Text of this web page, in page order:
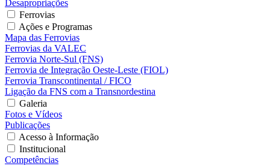
Desapropriações
Ferrovias
Ações e Programas
Mapa das Ferrovias
Ferrovias da VALEC
Ferrovia Norte-Sul (FNS)
Ferrovia de Integração Oeste-Leste (FIOL)
Ferrovia Transcontinental / FICO
Ligação da FNS com a Transnordestina
Galeria
Fotos e Vídeos
Publicações
Acesso à Informação
Institucional
Competências